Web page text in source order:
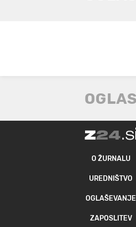
O ŽURNALU
UREDNIŠTVO
OGLAŠEVANJE
ZAPOSLITEV